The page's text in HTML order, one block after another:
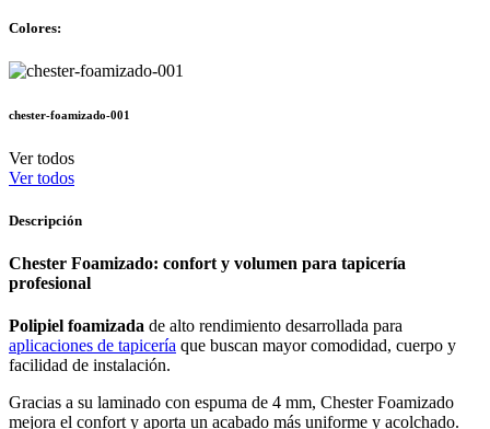
Colores:
chester-foamizado-001
Ver todos
Ver todos
Descripción
Chester Foamizado: confort y volumen para tapicería
profesional
Polipiel foamizada de alto rendimiento desarrollada para
aplicaciones de tapicería que buscan mayor comodidad, cuerpo y
facilidad de instalación.
Gracias a su laminado con espuma de 4 mm, Chester Foamizado
mejora el confort y aporta un acabado más uniforme y acolchado.